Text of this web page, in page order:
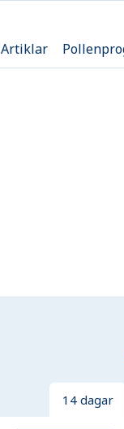
Artiklar
14 dagar